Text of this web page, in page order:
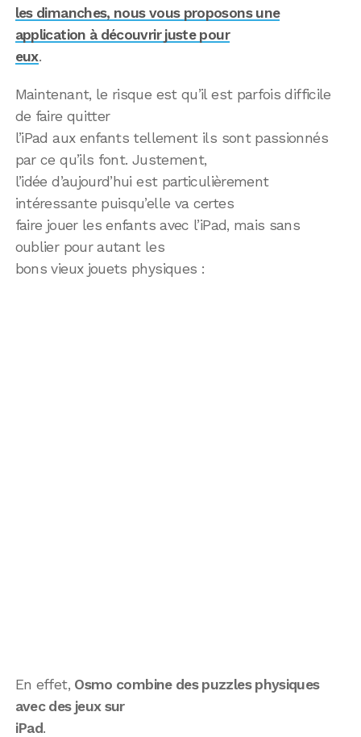
les dimanches, nous vous proposons une
application à découvrir juste pour
eux.
Maintenant, le risque est qu’il est parfois difficile
de faire quitter
l’iPad aux enfants tellement ils sont passionnés
par ce qu’ils font. Justement,
l’idée d’aujourd’hui est particulièrement
intéressante puisqu’elle va certes
faire jouer les enfants avec l’iPad, mais sans
oublier pour autant les
bons vieux jouets physiques :
En effet, Osmo combine des puzzles physiques
avec des jeux sur
iPad.